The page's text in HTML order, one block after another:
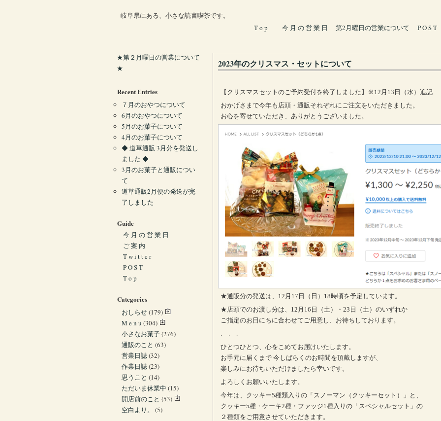
岐阜県にある、小さな読書喫茶です。
T o p
今 月 の 営 業 日 第2月曜日の営業について P O S T
2023年のクリスマス・セットについて
【クリスマスセットのご予約受付を終了しました】※12月13日（水）追記
おかげさまで今年も店頭・通販それぞれにご注文をいただきました。
お心を寄せていただき、ありがとうございました。
★通販分の発送は、12月17日（日）18時頃を予定しています。
★店頭でのお渡し分は、12月16日（土）・23日（土）のいずれか
ご指定のお日にちに合わせてご用意し、お待ちしております。
ひとつひとつ、心をこめてお届けいたします。
お手元に届くまで 今しばらくのお時間を頂戴しますが、
楽しみにお待ちいただけましたら幸いです。
よろしくお願いいたします。
今年は、クッキー5種類入りの「スノーマン（クッキーセット）」と、
クッキー5種・ケーキ2種・ファッジ1種入りの「スペシャルセット」の
２種類をご用意させていただきます。
★第２月曜日の営業について
★
Recent Entries
７月のおやつについて
6月のおやつについて
5月のお菓子について
4月のお菓子について
◆ 道草通販 3月分を発送し
ました ◆
3月のお菓子と通販につい
て
道草通販2月便の発送が完
了しました
Guide
今 月 の 営 業 日
ご 案 内
T w i t t e r
P O S T
T o p
Categories
おしらせ(179)
M e n u (304)
小さなお菓子(276)
通販のこと (63)
営業日誌(32)
作業日誌(23)
思うこと (14)
ただいま休業中 (15)
開店前のこと (53)
空白より。
(5)